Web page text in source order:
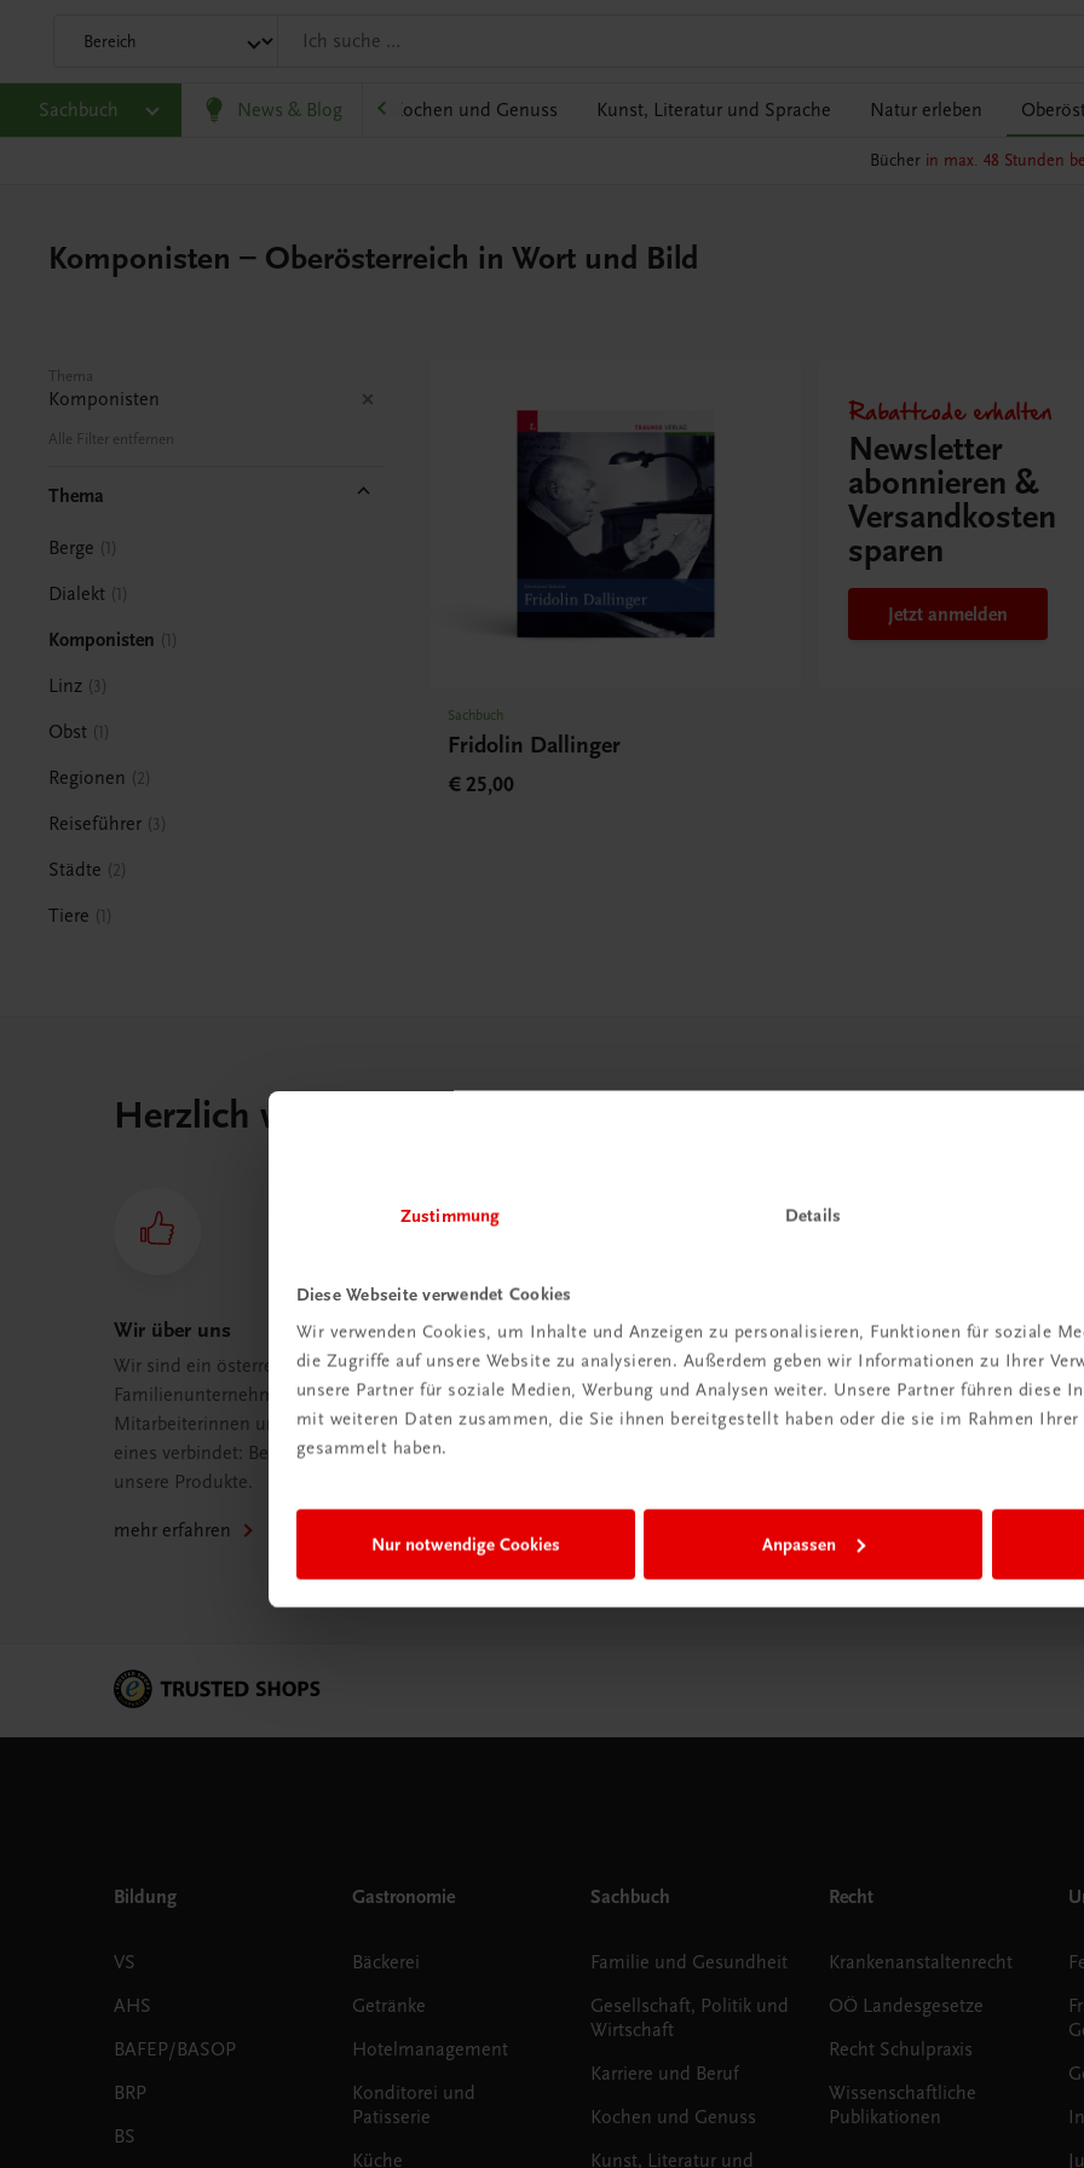
Zustimmung Details
Diese Webseite verwendet Cookies
Wir verwenden Cookies, um Inhalte und Anzeigen zu personalisieren, Funktionen für soziale
die Zugriffe auf unsere Website zu analysieren. Außerdem geben wir Informationen zu Ihrer
unsere Partner für soziale Medien, Werbung und Analysen weiter. Unsere Partner führen diese
mit weiteren Daten zusammen, die Sie ihnen bereitgestellt haben oder die sie im Rahmen
gesammelt haben.
Nur notwendige Cookies Anpassen
Sachbuch News & Blog
und Wirtschaft Karriere und Beruf Kochen und Genuss Kunst, Literatur und Sprache Natur erleben
Bücher in max. 48 Stunden
Komponisten – Oberösterreich in Wort und Bild
Thema
Komponisten
Alle Filter entfernen
Thema
Berge 1
Dialekt 1
Komponisten 1
Linz 3
Obst 1
Regionen 2
Reiseführer 3
Städte 2
Tiere 1
Sachbuch
Fridolin Dallinger
€ 25,00
Rabattcode erhalten
Newsletter
abonnieren &
Versandkosten
sparen
Jetzt anmelden
Herzlich willkommen bei TRAUNER!
Wir über uns
Wir sind ein österreichisches
Familienunternehmen mit 75
Mitarbeiterinnen und Mitarbeitern, die
eines verbindet: Begeisterung für
unsere Produkte.
mehr erfahren
Wir sind gerne für Sie da
TRAUNER Verlag + Buchservice GmbH
Köglstraße 14 | 4020 Linz
Österreich/Austria
WhatsApp:+43 664 88 58 69 41
Bildung
VS
AHS
BAFEP/BASOP
BRP
BS
Gastronomie
Bäckerei
Getränke
Hotelmanagement
Konditorei und
Patisserie
Küche
Sachbuch
Familie und Gesundheit
Gesellschaft, Politik und
Wirtschaft
Karriere und Beruf
Kochen und Genuss
Kunst, Literatur und
Recht
Krankenanstaltenrecht
OÖ Landesgesetze
Recht Schulpraxis
Wissenschaftliche
Publikationen